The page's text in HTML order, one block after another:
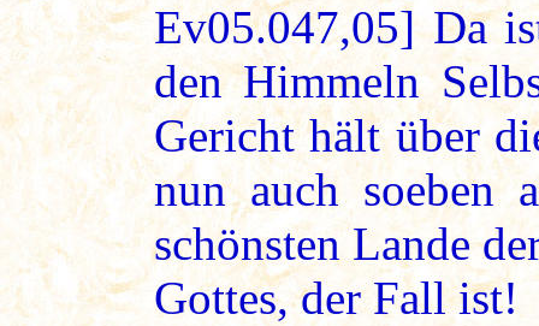
Ev05.047,05] Da
den Himmeln
Gericht hält über
nun auch soeben
schönsten Lande
Gottes, der Fall ist!